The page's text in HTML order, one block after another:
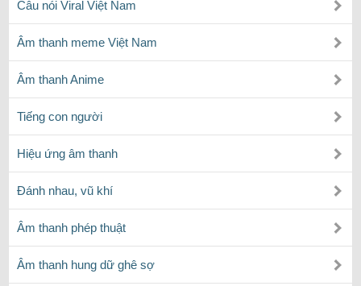
Câu nói Viral Việt Nam
Âm thanh meme Việt Nam
Âm thanh Anime
Tiếng con người
Hiệu ứng âm thanh
Đánh nhau, vũ khí
Âm thanh phép thuật
Âm thanh hung dữ ghê sợ